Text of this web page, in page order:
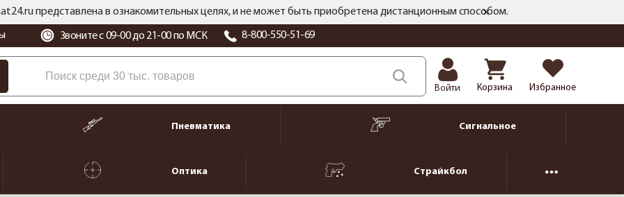
представлена в ознакомительных целях, и не может быть приобретена дистанционным способом.
Звоните с 09-00 до 21-00 по МСК 8-800-550-51-69
Войти Корзина Избранное
Пневматика Сигнальное
Оптика Страйкбол